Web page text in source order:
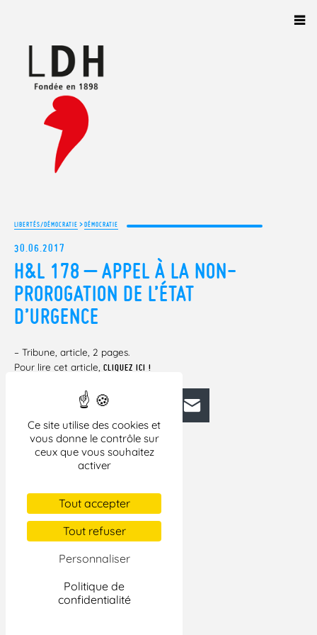
Ce site utilise des cookies et
vous donne le contrôle sur
ceux que vous souhaitez
activer
Tout accepter
Tout refuser
Personnaliser
Politique de
confidentialité
LIBERTÉS/DÉMOCRATIE >DÉMOCRATIE
30.06.2017
H&L 178 – APPEL À LA NON-
PROROGATION DE L’ÉTAT
D’URGENCE
– Tribune, article, 2 pages.
Pour lire cet article, CLIQUEZ ICI !
FacebookBlueskyMastodonLinkedIn